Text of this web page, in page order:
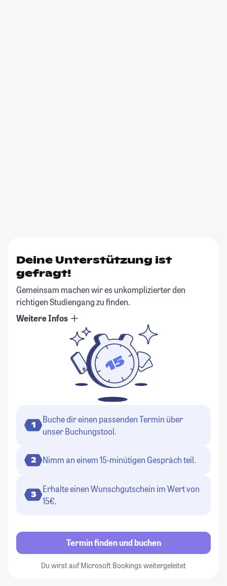
Deine Unterstützung ist
gefragt!
Gemeinsam machen wir es unkomplizierter den
richtigen Studiengang zu finden.
Weitere Infos
1
Buche dir einen passenden Termin über
unser Buchungstool.
2 Nimm an einem 15-minütigen Gespräch teil.
3
Erhalte einen Wunschgutschein im Wert von
15€.
Termin finden und buchen
Du wirst auf Microsoft Bookings weitergeleitet